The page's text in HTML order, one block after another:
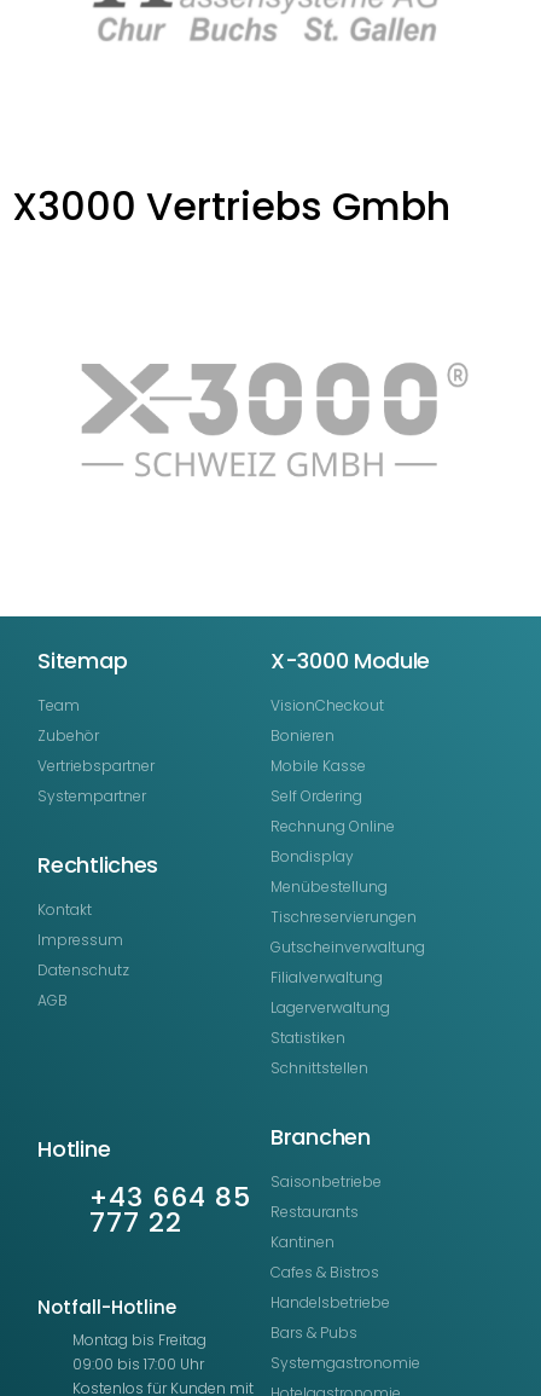
X3000 Vertriebs Gmbh
Sitemap
Team
Zubehör
Vertriebspartner
Systempartner
Rechtliches
Kontakt
Impressum
Datenschutz
AGB
X-3000 Module
VisionCheckout
Bonieren
Mobile Kasse
Self Ordering
Rechnung Online
Bondisplay
Menübestellung
Tischreservierungen
Gutscheinverwaltung
Filialverwaltung
Lagerverwaltung
Statistiken
Schnittstellen
Branchen
Saisonbetriebe
Restaurants
Kantinen
Cafes & Bistros
Handelsbetriebe
Bars & Pubs
Systemgastronomie
Hotline
+43 664 85
777 22
Notfall-Hotline
Montag bis Freitag
09:00 bis 17:00 Uhr
Kostenlos für Kunden mit